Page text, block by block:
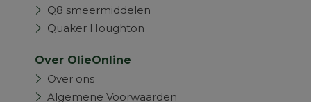
Q8 smeermiddelen
Quaker Houghton
Over OlieOnline
Over ons
Algemene Voorwaarden